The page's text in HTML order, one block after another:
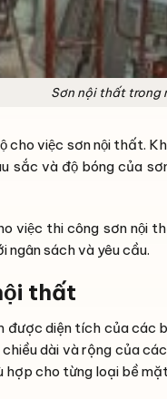
Sơn nội thất trong
cho việc sơn nội thất.
sắc và độ bóng của
việc thi công sơn nội
ngân sách và yêu cầu.
thất
diện tích của các
dài và rộng của
hợp cho từng loại bề